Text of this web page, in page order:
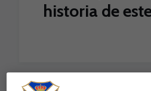
historia de